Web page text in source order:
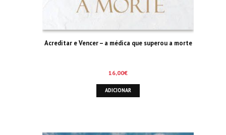
Acreditar e Vencer – a médica que superou a morte
16,00€
ADICIONAR